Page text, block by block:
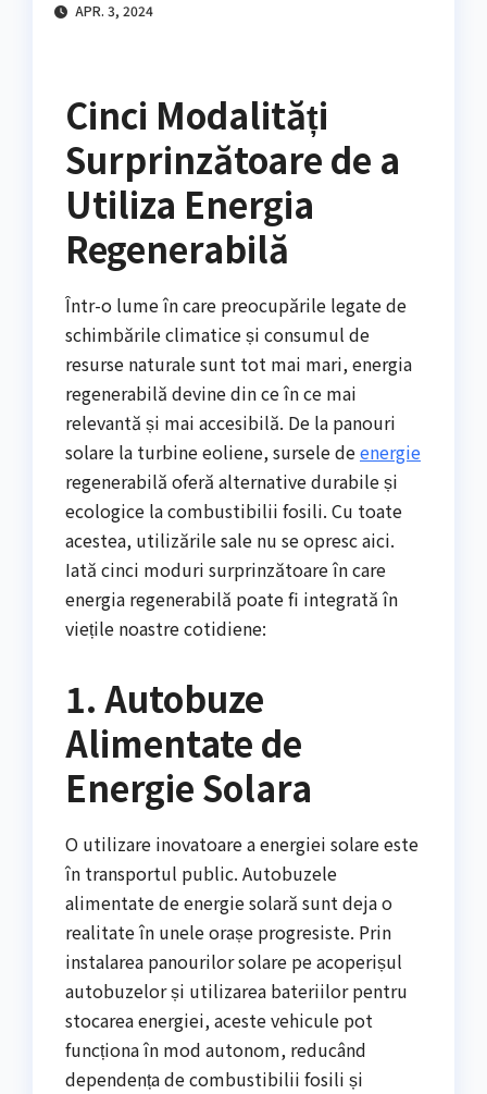
APR. 3, 2024
Cinci Modalități
Surprinzătoare de a
Utiliza Energia
Regenerabilă
Într-o lume în care preocupările legate de
schimbările climatice și consumul de
resurse naturale sunt tot mai mari, energia
regenerabilă devine din ce în ce mai
relevantă și mai accesibilă. De la panouri
solare la turbine eoliene, sursele deenergie
regenerabilă oferă alternative durabile și
ecologice la combustibilii fosili. Cu toate
acestea, utilizările sale nu se opresc aici.
Iată cinci moduri surprinzătoare în care
energia regenerabilă poate fi integrată în
viețile noastre cotidiene:
1. Autobuze
Alimentate de
Energie Solara
O utilizare inovatoare a energiei solare este
în transportul public. Autobuzele
alimentate de energie solară sunt deja o
realitate în unele orașe progresiste. Prin
instalarea panourilor solare pe acoperișul
autobuzelor și utilizarea bateriilor pentru
stocarea energiei, aceste vehicule pot
funcționa în mod autonom, reducând
dependența de combustibilii fosili și